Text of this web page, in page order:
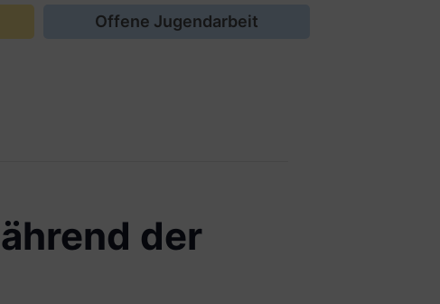
Offene Jugendarbeit
der